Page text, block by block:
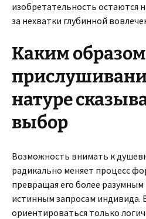
изобретательность остаются
за нехватки глубинной
Каким образом
натуре
выбор
Возможность внимать к
радикально меняет процесс
превращая его более
истинным запросам индивида.
ориентироваться только